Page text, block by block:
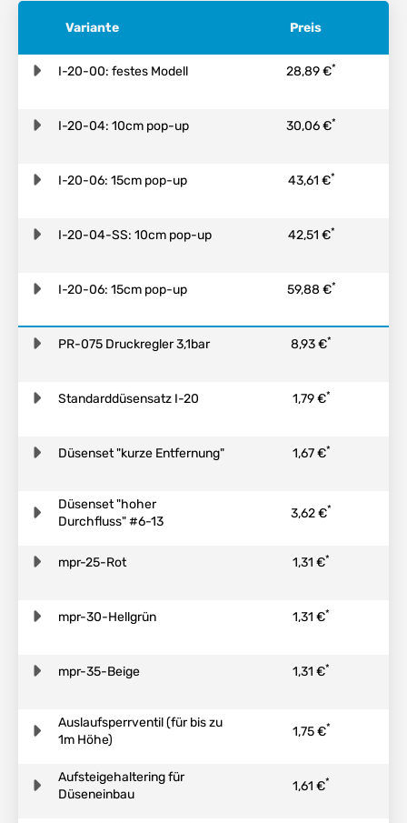
Variante Preis
I-20-00: festes Modell 28,89 €*
I-20-04: 10cm pop-up 30,06 €*
I-20-06: 15cm pop-up 43,61 €*
I-20-04-SS: 10cm pop-up 42,51 €*
I-20-06: 15cm pop-up 59,88 €*
PR-075 Druckregler 3,1bar 8,93 €*
Standarddüsensatz I-20 1,79 €*
Düsenset "kurze Entfernung" 1,67 €*
Düsenset "hoher
Durchfluss" #6-13
3,62 €*
mpr-25-Rot 1,31 €*
mpr-30-Hellgrün 1,31 €*
mpr-35-Beige 1,31 €*
Auslaufsperrventil (für bis zu
1m Höhe)
1,75 €*
Aufsteigehaltering für
Düseneinbau
1,61 €*